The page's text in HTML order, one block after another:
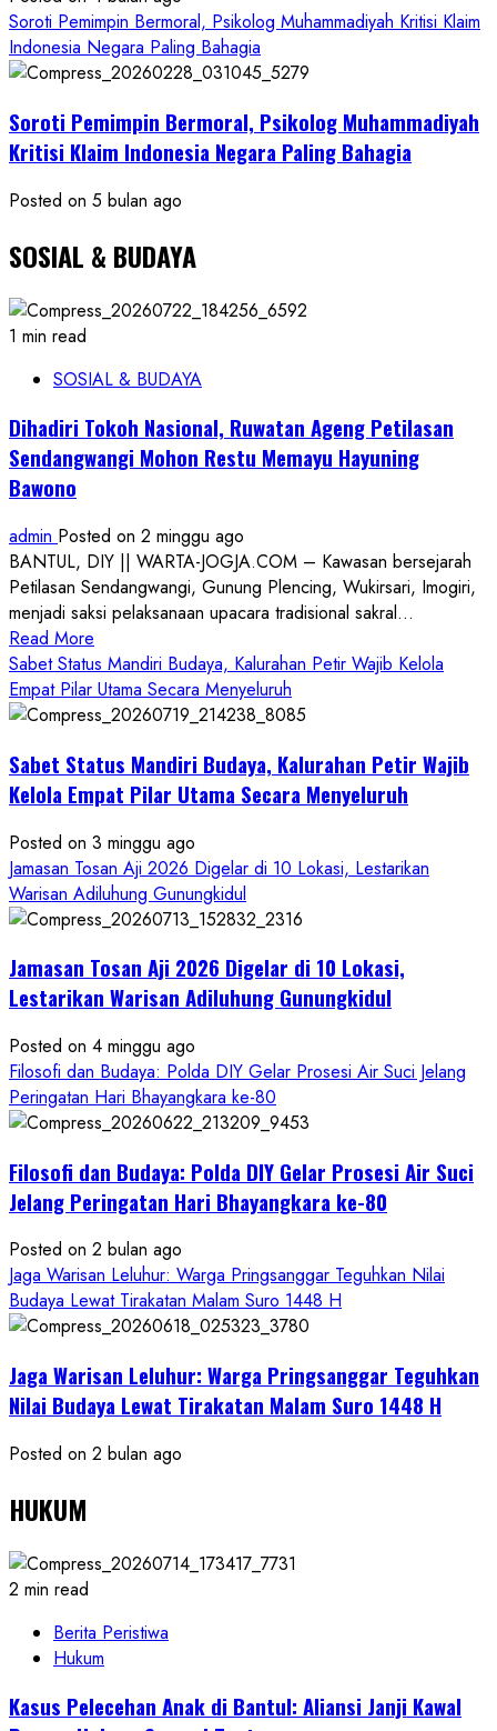
Soroti Pemimpin Bermoral, Psikolog Muhammadiyah Kritisi Klaim
Indonesia Negara Paling Bahagia
Soroti Pemimpin Bermoral, Psikolog Muhammadiyah
Kritisi Klaim Indonesia Negara Paling Bahagia
Posted on 5 bulan ago
SOSIAL & BUDAYA
1 min read
SOSIAL & BUDAYA
Dihadiri Tokoh Nasional, Ruwatan Ageng Petilasan
Sendangwangi Mohon Restu Memayu Hayuning
Bawono
admin Posted on 2 minggu ago
BANTUL, DIY || WARTA-JOGJA.COM – Kawasan bersejarah
Petilasan Sendangwangi, Gunung Plencing, Wukirsari, Imogiri,
menjadi saksi pelaksanaan upacara tradisional sakral...
Read More
more
about
Dihadiri
Nasional,
Ruwatan
Petilasan
Sendangwangi
Mohon
Restu
Hayuning
Bawono
Sabet Status Mandiri Budaya, Kalurahan Petir Wajib Kelola
Empat Pilar Utama Secara Menyeluruh
Sabet Status Mandiri Budaya, Kalurahan Petir Wajib
Kelola Empat Pilar Utama Secara Menyeluruh
Posted on 3 minggu ago
Jamasan Tosan Aji 2026 Digelar di 10 Lokasi, Lestarikan
Warisan Adiluhung Gunungkidul
Jamasan Tosan Aji 2026 Digelar di 10 Lokasi,
Lestarikan Warisan Adiluhung Gunungkidul
Posted on 4 minggu ago
Filosofi dan Budaya: Polda DIY Gelar Prosesi Air Suci Jelang
Peringatan Hari Bhayangkara ke-80
Filosofi dan Budaya: Polda DIY Gelar Prosesi Air Suci
Jelang Peringatan Hari Bhayangkara ke-80
Posted on 2 bulan ago
Jaga Warisan Leluhur: Warga Pringsanggar Teguhkan Nilai
Budaya Lewat Tirakatan Malam Suro 1448 H
Jaga Warisan Leluhur: Warga Pringsanggar Teguhkan
Nilai Budaya Lewat Tirakatan Malam Suro 1448 H
Posted on 2 bulan ago
HUKUM
2 min read
Berita Peristiwa
Hukum
Kasus Pelecehan Anak di Bantul: Aliansi Janji Kawal